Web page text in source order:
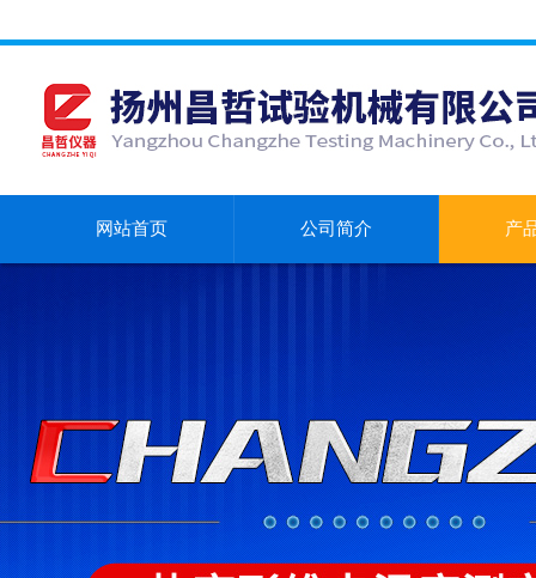
网站首页 公司简介 产